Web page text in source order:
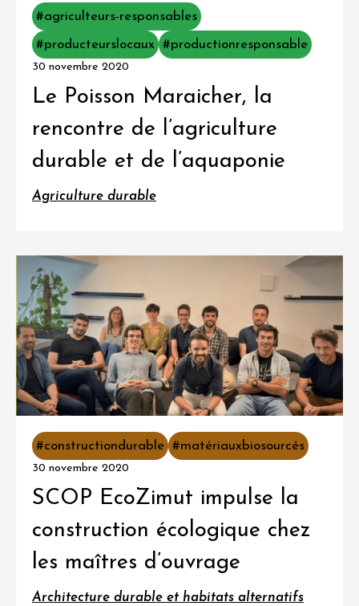
#agriculteurs-responsables
#producteurslocaux #productionresponsable
30 novembre 2020
Le Poisson Maraicher, la
rencontre de l’agriculture
durable et de l’aquaponie
Agriculture durable
#constructiondurable #matériauxbiosourcés
30 novembre 2020
SCOP EcoZimut impulse la
construction écologique chez
les maîtres d’ouvrage
Architecture durable et habitats alternatifs